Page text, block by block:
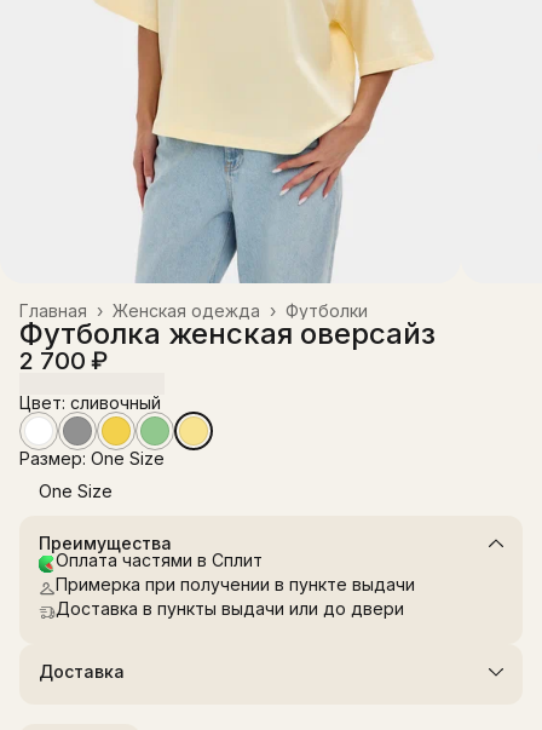
Футболки
Женская одежда ›
Главная ›
Футболка женская оверсайз
2 700 ₽
Цвет: сливочный
Размер: One Size
One Size
Преимущества
Оплата частями в Сплит
Примерка при получении в пункте выдачи
Доставка в пункты выдачи или до двери
Доставка